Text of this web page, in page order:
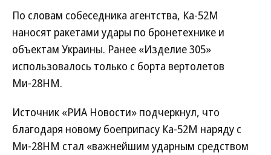
По словам собеседника агентства, Ка-52М
наносят ракетами удары по бронетехнике и
объектам Украины. Ранее «Изделие 305»
использовалось только с борта вертолетов
Ми-28НМ.
Источник «РИА Новости» подчеркнул, что
благодаря новому боеприпасу Ка-52М наряду с
Ми-28НМ стал «важнейшим ударным средством